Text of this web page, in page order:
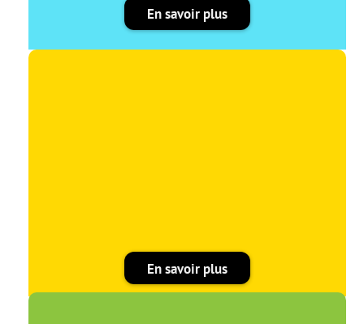
En savoir plus
En savoir plus